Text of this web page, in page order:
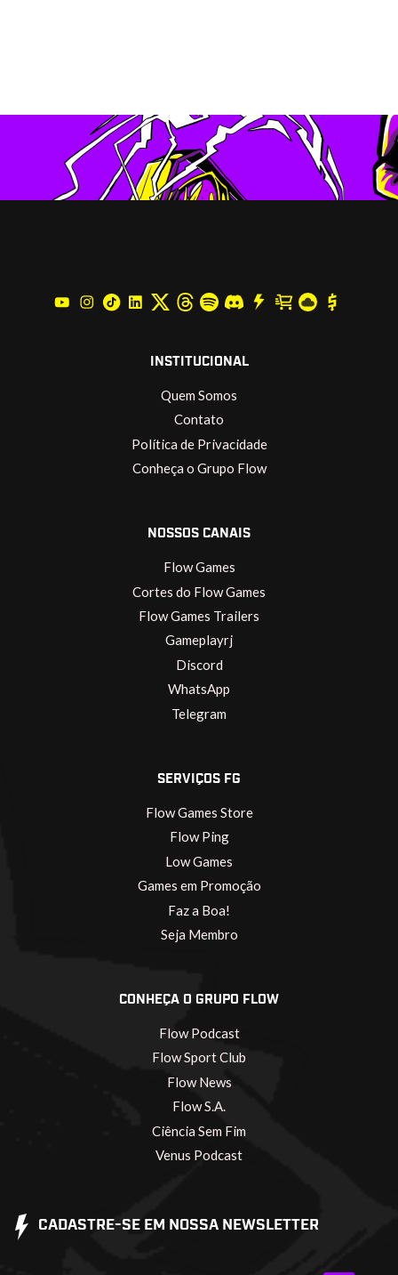
INSTITUCIONAL
Quem Somos
Contato
Política de Privacidade
Conheça o Grupo Flow
NOSSOS CANAIS
Flow Games
Cortes do Flow Games
Flow Games Trailers
Gameplayrj
Discord
WhatsApp
Telegram
SERVIÇOS FG
Flow Games Store
Flow Ping
Low Games
Games em Promoção
Faz a Boa!
Seja Membro
CONHEÇA O GRUPO FLOW
Flow Podcast
Flow Sport Club
Flow News
Flow S.A.
Ciência Sem Fim
Venus Podcast
CADASTRE-SE EM NOSSA NEWSLETTER